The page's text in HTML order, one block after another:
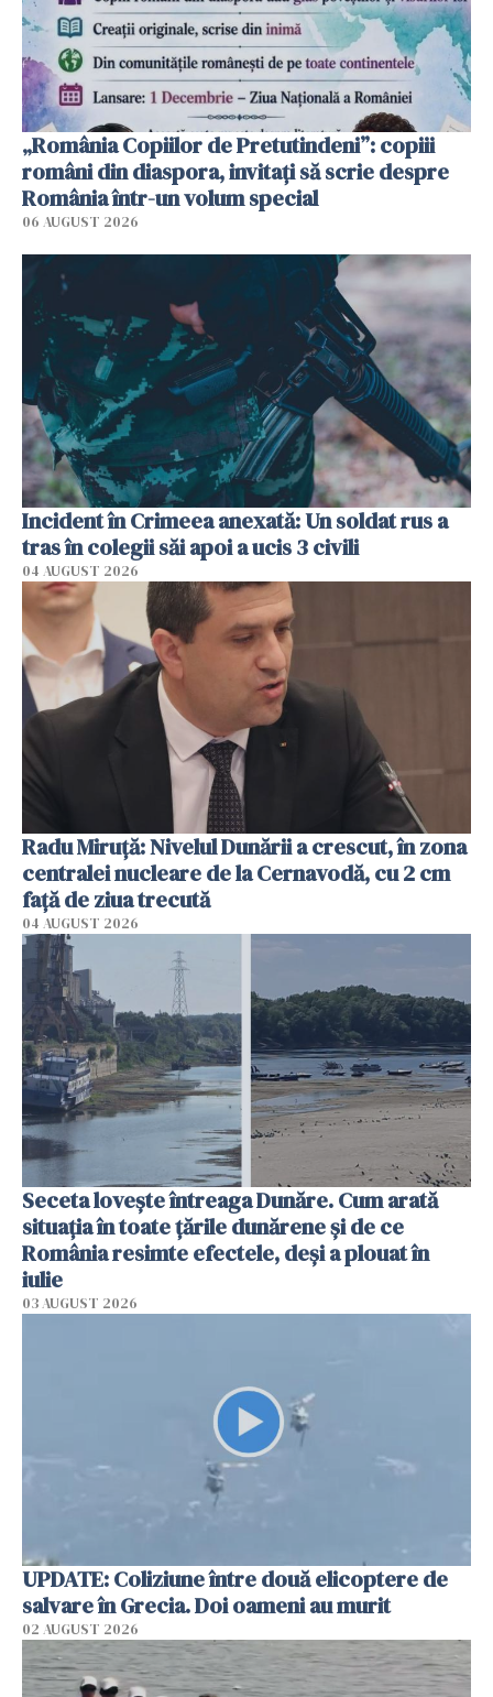
„România Copiilor de Pretutindeni”: copiii
români din diaspora, invitați să scrie despre
România într-un volum special
06 AUGUST 2026
Incident în Crimeea anexată: Un soldat rus a
tras în colegii săi apoi a ucis 3 civili
04 AUGUST 2026
Radu Miruţă: Nivelul Dunării a crescut, în zona
centralei nucleare de la Cernavodă, cu 2 cm
faţă de ziua trecută
04 AUGUST 2026
Seceta lovește întreaga Dunăre. Cum arată
situația în toate țările dunărene și de ce
România resimte efectele, deși a plouat în
iulie
03 AUGUST 2026
UPDATE: Coliziune între două elicoptere de
salvare în Grecia. Doi oameni au murit
02 AUGUST 2026